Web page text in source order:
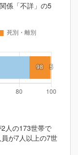
係「不詳」の5
人の173世帯で
が7人以上の7世